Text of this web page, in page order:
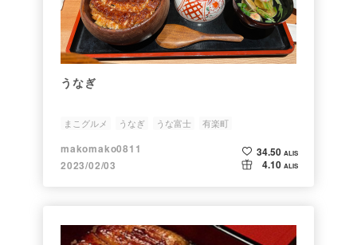
うなぎ
まこグルメ うなぎ うな富士 有楽町
makomako0811
2023/02/03
34.50 ALIS
4.10 ALIS